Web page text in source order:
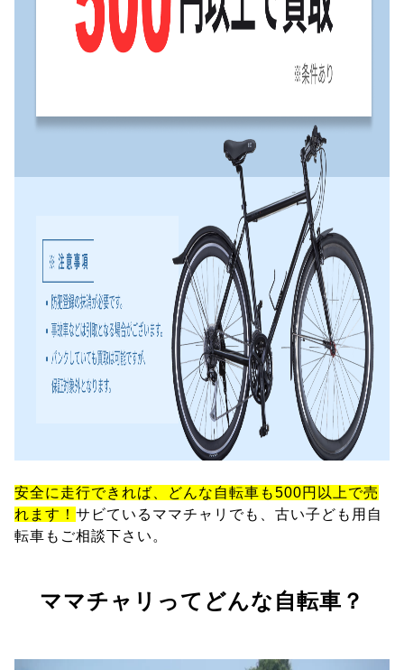
安全に走行できれば、どんな自転車も500円以上で売
れます！ サビているママチャリでも、古い子ども用自
転車もご相談下さい。
ママチャリってどんな自転車？